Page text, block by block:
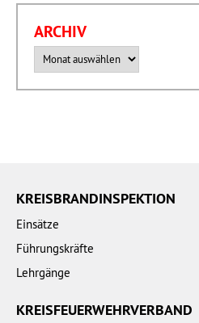
ARCHIV
KREISBRANDINSPEKTION
Einsätze
Führungskräfte
Lehrgänge
KREISFEUERWEHRVERBAND